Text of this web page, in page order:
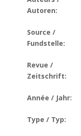
Autoren:
Source /
Fundstelle:
Revue /
Zeitschrift:
Année / Jahr:
Type / Typ: